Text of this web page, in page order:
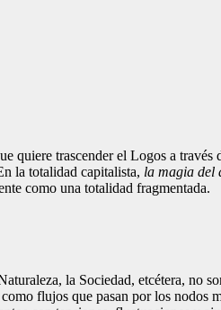
trascender el Logos a través
la totalidad capitalista, la magia del
como una totalidad fragmentada.
la Sociedad, etcétera, no
flujos que pasan por los nodos